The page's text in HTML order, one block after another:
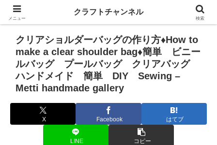
クリアショルダーバッグの作り方♦How to
make a clear shoulder bag♦簡単 ビニー
ルバッグ プールバッグ クリアバッグ
ハンドメイド 簡単 DIY Sewing –
Metti handmade gallery
X Facebook はてブ
LINE コピー
メニュー
クラフトチャンネル
検索